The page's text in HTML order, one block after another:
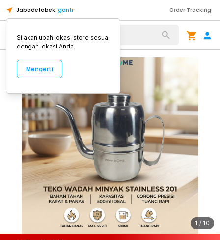
Jabodetabek ganti Order Tracking
Alat Kopi
1 / 10
Silakan ubah lokasi store sesuai
dengan lokasi Anda.
Mengerti